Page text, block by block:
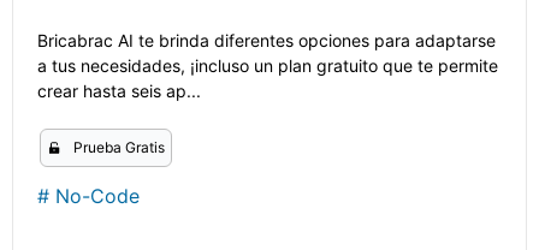
Bricabrac AI te brinda diferentes opciones para adaptarse
a tus necesidades, ¡incluso un plan gratuito que te permite
crear hasta seis ap...
Prueba Gratis
# No-Code